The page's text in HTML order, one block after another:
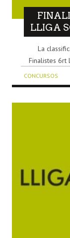
LLIGA
La
Finalistes 6rt
CONCURSOS